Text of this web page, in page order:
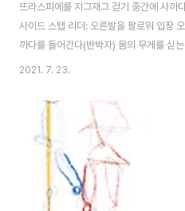
뜨라스피에를 지그재그 걷기 중간에 사까
사이드 스탭 리더: 오른발을 팔로워 입장
까다를 들어간다(반박자) 몸의 무게를 싣
되 팔로워의 다리 진로를 막는 형식의 사까
리더: 다시 오른발로 팔로워 입장 오른쪽
마자 우측으로 피벗을 한다 리더: 왼발을
쪽으로 찍으며 리바운드 형태의 동작을 한
앞으로 딛고 반대 방향 2번을 시작한다.
2021. 7. 23.